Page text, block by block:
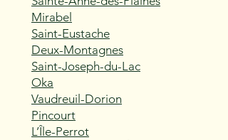
Mirabel
Saint-Eustache
Deux-Montagnes
Saint-Joseph-du-Lac
Oka
Vaudreuil-Dorion
Pincourt
L’Île-Perrot